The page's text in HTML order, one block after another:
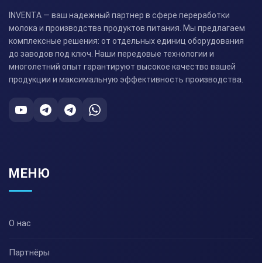
INVENTA — ваш надежный партнер в сфере переработки
молока и производства продуктов питания. Мы предлагаем
комплексные решения: от отдельных единиц оборудования
до заводов под ключ. Наши передовые технологии и
многолетний опыт гарантируют высокое качество вашей
продукции и максимальную эффективность производства.
МЕНЮ
О нас
Партнёры